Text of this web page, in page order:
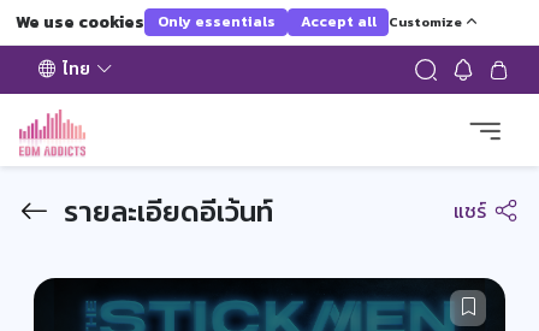
We use cookies Only essentials Accept all Customize
ไทย
รายละเอียดอีเว้นท์ แชร์